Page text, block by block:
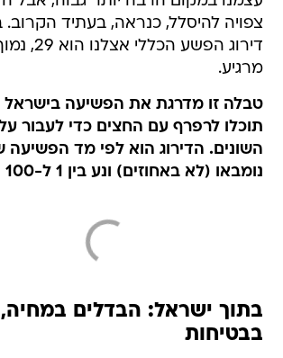
צפויה להיסלל, כנראה, בעתיד הקרוב.
דירוג הפשע
מרגיע.
טבלה זו מדרגת את הפשיעה בישראל
תוכלו לרפרף עם החצים כדי לעבור
השונים. הדירוג הוא לפי מד
נומבאו (לא באחוזים) ונע בין 1 ל-100
בתוך ישראל: הבדלים
בבטיחות